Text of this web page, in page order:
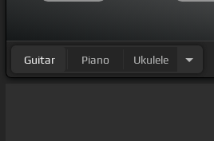
Guitar Piano Ukulele